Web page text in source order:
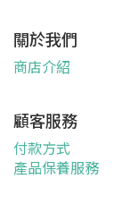
關於我們
商店介紹
顧客服務
付款方式
產品保養服務